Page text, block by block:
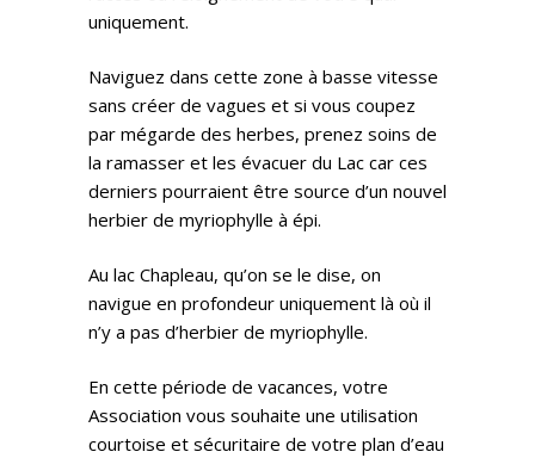
uniquement.
Naviguez dans cette zone à basse vitesse
sans créer de vagues et si vous coupez
par mégarde des herbes, prenez soins de
la ramasser et les évacuer du Lac car ces
derniers pourraient être source d’un nouvel
herbier de myriophylle à épi.
Au lac Chapleau, qu’on se le dise, on
navigue en profondeur uniquement là où il
n’y a pas d’herbier de myriophylle.
En cette période de vacances, votre
Association vous souhaite une utilisation
courtoise et sécuritaire de votre plan d’eau